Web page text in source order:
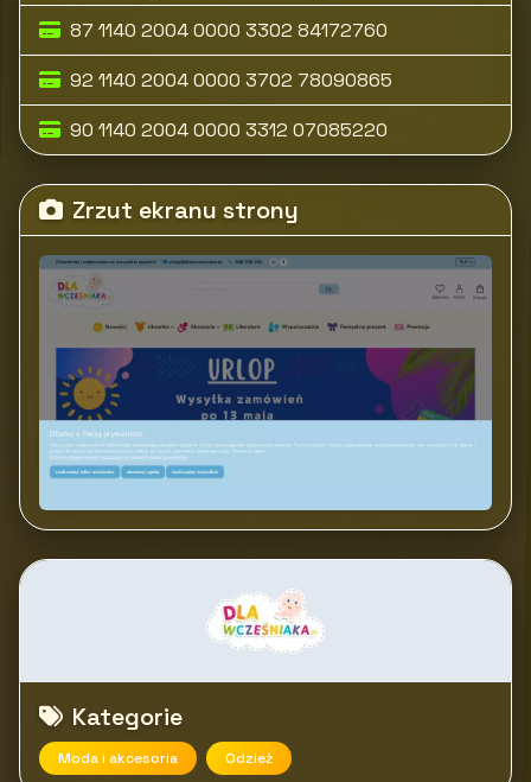
87 1140 2004 0000 3302 84172760
92 1140 2004 0000 3702 78090865
90 1140 2004 0000 3312 07085220
Zrzut ekranu strony
Kategorie
Moda i akcesoria Odzież